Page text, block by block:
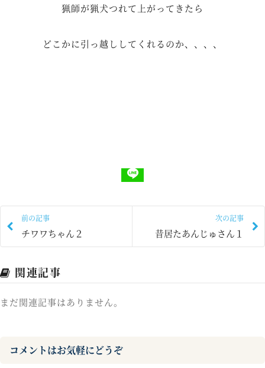
猟師が猟犬つれて上がってきたら
どこかに引っ越ししてくれるのか、、、、
前の記事
チワワちゃん２
次の記事
昔居たあんじゅさん１
関連記事
まだ関連記事はありません。
コメントはお気軽にどうぞ